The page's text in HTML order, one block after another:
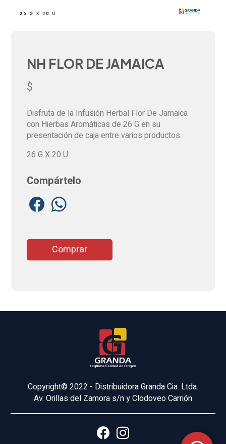
NH FLOR DE JAMAICA
$
Disfruta de la Infusión Herbal Flor De Jamaica
con Hierbas Aromáticas de 26 G en su
presentación de caja entre varios productos.
26 G X 20 U
Compártelo
Comprar
Copyright© 2022 - Distribuidora Granda Cia. Ltda.
Av. Orillas del Zamora s/n y Clodoveo Carrión